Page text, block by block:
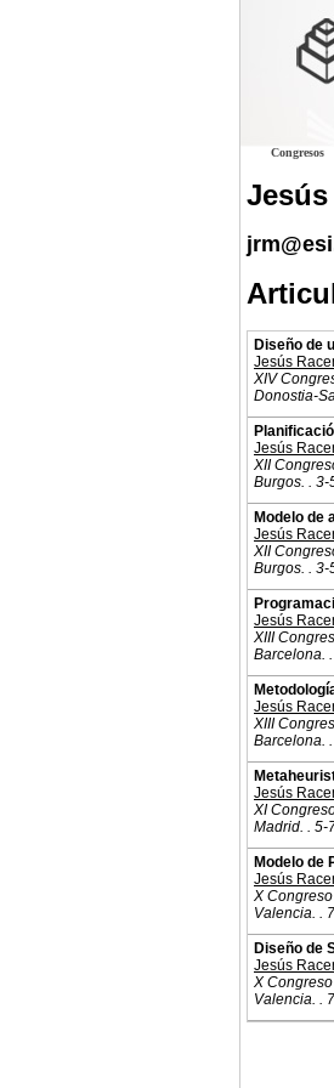
Congresos
Jesús
Diseño de
Jesús
XIV
Donostia-
Jesús
XII
Burgos. . 3-
Modelo de
Jesús
XII
Burgos. . 3-
Jesús
XIII
Barcelona.
Jesús
XIII
Barcelona.
Jesús
XI
Madrid. . 5-
Modelo de
Jesús
X
Valencia. .
Diseño de
Jesús
X
Valencia. .